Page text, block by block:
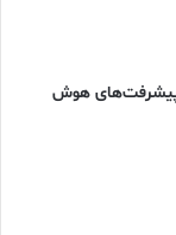
پیشرفت‌های هوش